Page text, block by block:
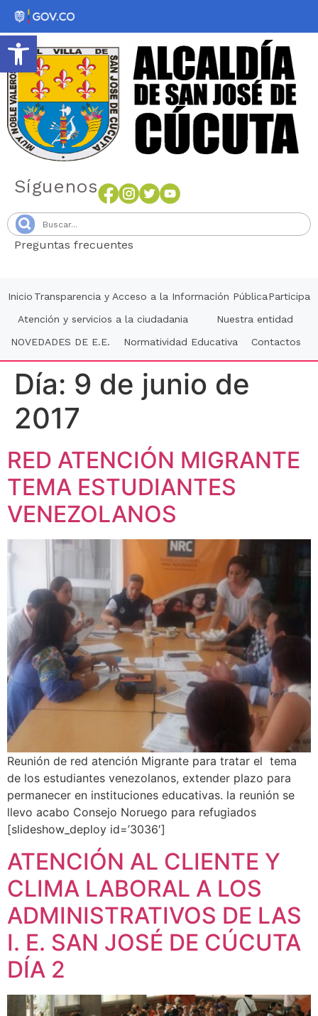
Abrir barra de herramientas
Síguenos
Preguntas frecuentes
Inicio Transparencia y Acceso a la Información PúblicaParticipa
Atención y servicios a la ciudadania
Nuestra entidad
NOVEDADES DE E.E.
Normatividad Educativa Contactos
Día: 9 de junio de
2017
RED ATENCIÓN MIGRANTE
TEMA ESTUDIANTES
VENEZOLANOS
Reunión de red atención Migrante para tratar el tema
de los estudiantes venezolanos, extender plazo para
permanecer en instituciones educativas. la reunión se
llevo acabo Consejo Noruego para refugiados
[slideshow_deploy id=’3036′]
ATENCIÓN AL CLIENTE Y
CLIMA LABORAL A LOS
ADMINISTRATIVOS DE LAS
I. E. SAN JOSÉ DE CÚCUTA
DÍA 2